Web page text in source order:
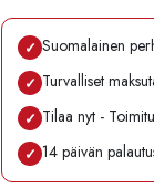
✓ Suomalainen
✓ Turvalliset
✓ Tilaa nyt -
✓ 14 päivän